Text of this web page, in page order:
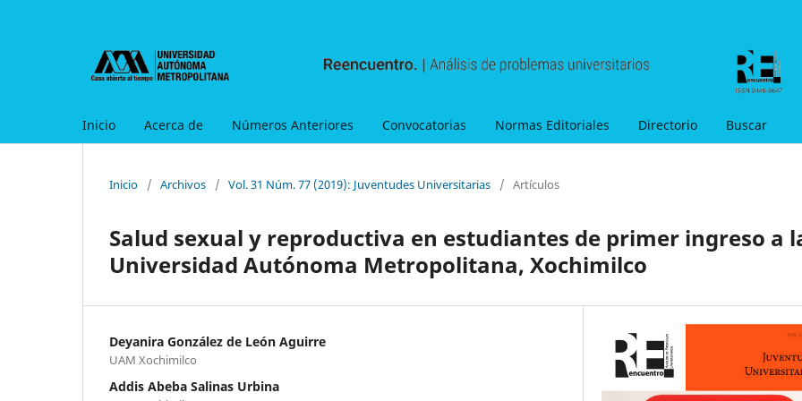
Inicio Acerca de Números Anteriores Convocatorias Normas Editoriales Directorio Buscar
Inicio / Archivos / Vol. 31 Núm. 77 (2019): Juventudes Universitarias / Artículos
Salud sexual y reproductiva en estudiantes de primer ingreso a
Universidad Autónoma Metropolitana, Xochimilco
Deyanira González de León Aguirre
UAM Xochimilco
Addis Abeba Salinas Urbina